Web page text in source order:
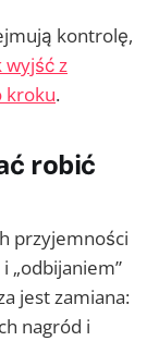
kontrolę,
wyjść z
kroku.
robić
przyjemności
„odbijaniem”
jest zamiana:
nagród i